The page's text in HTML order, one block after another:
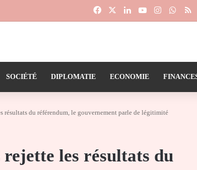
FacebookLinkedinYouTubeInstagram
SOCIÉTÉ DIPLOMATIE ECONOMIE
résultats du référendum, le gouvernement parle de légitimité
les résultats du